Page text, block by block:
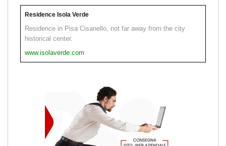
Residence Isola Verde
Residence in Pisa Cisanello, not far away from the city
historical center.
www.isolaverde.com